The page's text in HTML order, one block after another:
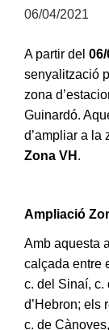
06/04/2021
A partir del
senyalització
zona
Guinardó.
d’ampliar a la
Zona VH .
Ampliació
Amb aquesta
calçada entre
c. del Sinaí, c.
d’Hebron; els
c. de